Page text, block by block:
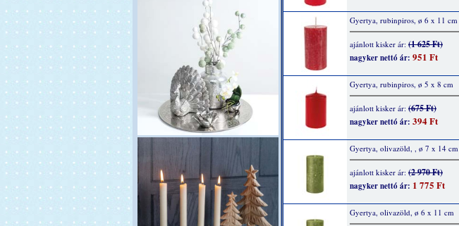
Gyertya, rubinpiros, ø 6 x 11 cm
ajánlott kisker ár: (1 625 Ft)
nagyker nettó ár: 951 Ft
Gyertya, rubinpiros, ø 5 x 8 cm
ajánlott kisker ár: (675 Ft)
nagyker nettó ár: 394 Ft
Gyertya, olivazöld, , ø 7 x 14 cm
ajánlott kisker ár: (2 970 Ft)
nagyker nettó ár: 1 775 Ft
Gyertya, olivazöld, ø 6 x 11 cm